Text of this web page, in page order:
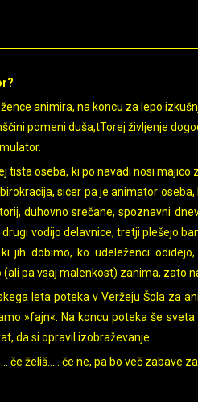
animira, na koncu za lepo
pomeni duša,tTorej življenje
tista oseba, ki po navadi nosi majico
sicer pa je animator
duhovno srečane, spoznavni
vodijo delavnice, tretji plešejo
jih dobimo, ko udeleženci
pa vsaj malenkost) zanima, zato
leta poteka v Veržeju Šola za
»fajn«. Na koncu poteka še
da si opravil izobraževanje.
če želiš….. če ne, pa bo več zabave